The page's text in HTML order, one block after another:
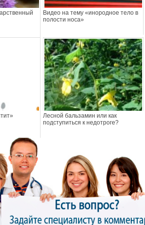
Видео на тему «инородное тело в
полости носа»
Лесной бальзамин или как
подступиться к недотроге?